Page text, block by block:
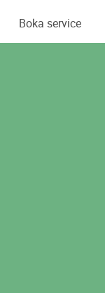
Boka service